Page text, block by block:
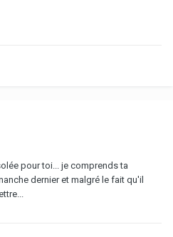
pour toi... je comprends ta
dernier et malgré le fait qu'il